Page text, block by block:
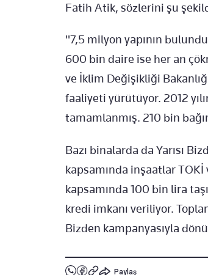
Fatih Atik, sözlerini şu
"7,5 milyon yapının
600 bin daire ise her an
ve İklim Değişikliği
faaliyeti yürütüyor. 2012
tamamlanmış. 210 bin
Bazı binalarda da Yarısı
kapsamında inşaatlar
kapsamında 100 bin lira
kredi imkanı veriliyor.
Bizden kampanyasıyla
Paylaş